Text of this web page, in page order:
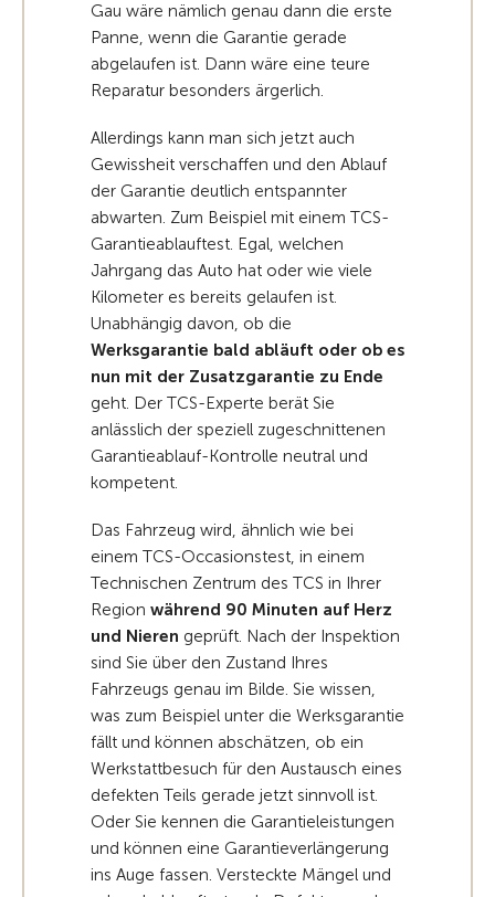
Gau wäre nämlich genau dann die erste
Panne, wenn die Garantie gerade
abgelaufen ist. Dann wäre eine teure
Reparatur besonders ärgerlich.
Allerdings kann man sich jetzt auch
Gewissheit verschaffen und den Ablauf
der Garantie deutlich entspannter
abwarten. Zum Beispiel mit einem TCS-
Garantieablauftest. Egal, welchen
Jahrgang das Auto hat oder wie viele
Kilometer es bereits gelaufen ist.
Unabhängig davon, ob die
Werksgarantie bald abläuft oder ob es
nun mit der Zusatzgarantie zu Ende
geht. Der TCS-Experte berät Sie
anlässlich der speziell zugeschnittenen
Garantieablauf-Kontrolle neutral und
kompetent.
Das Fahrzeug wird, ähnlich wie bei
einem TCS-Occasionstest, in einem
Technischen Zentrum des TCS in Ihrer
Region während 90 Minuten auf Herz
und Nieren geprüft. Nach der Inspektion
sind Sie über den Zustand Ihres
Fahrzeugs genau im Bilde. Sie wissen,
was zum Beispiel unter die Werksgarantie
fällt und können abschätzen, ob ein
Werkstattbesuch für den Austausch eines
defekten Teils gerade jetzt sinnvoll ist.
Oder Sie kennen die Garantieleistungen
und können eine Garantieverlängerung
ins Auge fassen. Versteckte Mängel und